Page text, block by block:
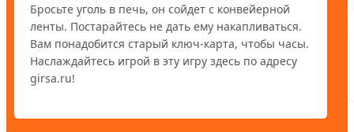
Бросьте уголь в печь, он сойдет с конвейерной
ленты. Постарайтесь не дать ему накапливаться.
Вам понадобится старый ключ-карта, чтобы часы.
Наслаждайтесь игрой в эту игру здесь по адресу
girsa.ru!